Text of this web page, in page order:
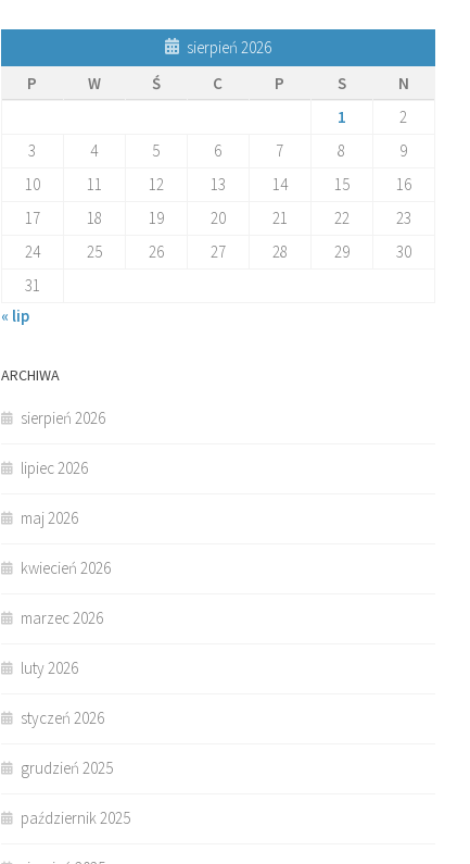
sierpień 2026
P
W Ś C P S
N
1
2
3
4 5 6 7 8
9
10
11 12 13 14 15
16
17
18 19 20 21 22
23
24
25 26 27 28 29
30
31
« lip
ARCHIWA
sierpień 2026
lipiec 2026
maj 2026
kwiecień 2026
marzec 2026
luty 2026
styczeń 2026
grudzień 2025
październik 2025